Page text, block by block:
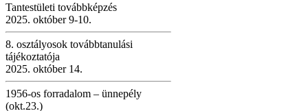
Tantestületi továbbképzés
2025. október 9-10.
8. osztályosok továbbtanulási
tájékoztatója
2025. október 14.
1956-os forradalom – ünnepély
(okt.23.)